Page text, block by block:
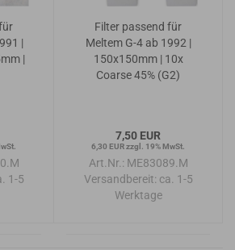
|
|
1-5
Filter passend für
Meltem G-4 ab 1992 |
150x150mm | 10x
Coarse 45% (G2)
7,50 EUR
6,30 EUR zzgl. 19% MwSt.
Art.Nr.: ME83089.M
Versandbereit: ca. 1-5
Werktage